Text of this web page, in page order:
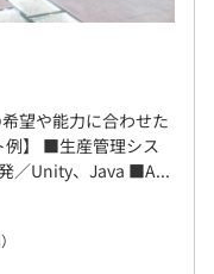
望や能力に合わせた
例】 ■生産管理シス
／Unity、Java ■A...